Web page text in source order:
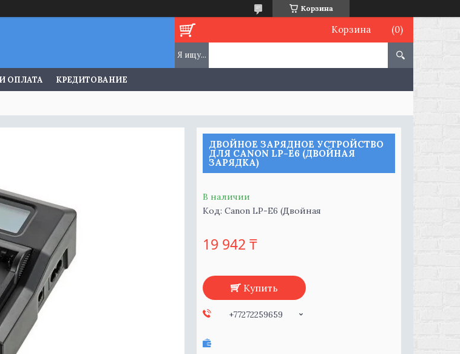
Корзина
Корзина
ОПЛАТА КРЕДИТОВАНИЕ
ДВОЙНОЕ ЗАРЯДНОЕ УСТРОЙСТВО
ДЛЯ CANON LP-E6 (ДВОЙНАЯ
ЗАРЯДКА)
В наличии
Код: Canon LP-E6 (Двойная
19 942 ₸
Купить
+77272259659